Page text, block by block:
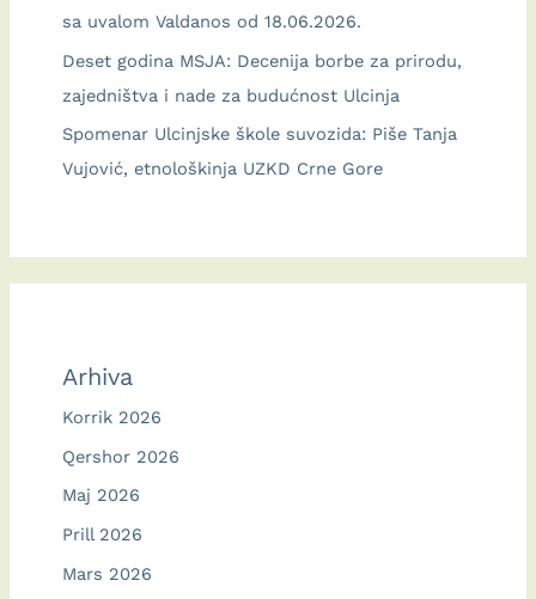
sa uvalom Valdanos od 18.06.2026.
Deset godina MSJA: Decenija borbe za prirodu,
zajedništva i nade za budućnost Ulcinja
Spomenar Ulcinjske škole suvozida: Piše Tanja
Vujović, etnološkinja UZKD Crne Gore
Arhiva
Korrik 2026
Qershor 2026
Maj 2026
Prill 2026
Mars 2026